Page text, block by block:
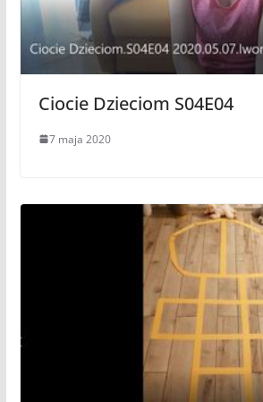
Ciocie Dzieciom S04E04
7 maja 2020